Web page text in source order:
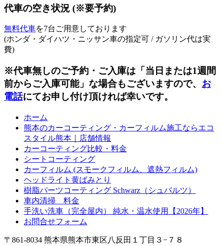
代車の空き状況 (※要予約)
無料代車を7台ご用意しております
(ホンダ・ダイハツ・ニッサン車の指定可 / ガソリン代は実
費)
※代車無しのご予約・ご入庫は「当日または1週間
前からご入庫可能」な場合もございますので、 お
電話にてお申し付け頂ければ幸いです。
ホーム
熊本のカーコーティング・カーフィルム施工ならエコ
スタイル熊本｜店舗情報
カーコーティング比較・料金
シートコーティング
カーフィルム (スモークフィルム、遮熱フィルム)
ヘッドライト黄ばみとり
樹脂パーツコーティング Schwarz（シュバルツ）
車内清掃 料金
手洗い洗車（完全屋内） 純水・温水使用【2026年】
お問合せフォーム
〒861-8034 熊本県熊本市東区八反田１丁目３−７８